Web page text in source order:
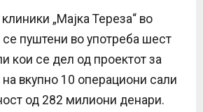
„Мајка Тереза“ во
се пуштени во употреба шест
кои се дел од проектот за
на вкупно 10 операциони сали
од 282 милиони денари.